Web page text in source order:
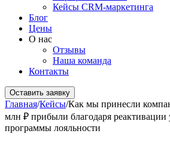
Кейсы CRM-маркетинга
Блог
Цены
О нас
Отзывы
Наша команда
Контакты
Оставить заявку
Главная/Кейсы/Как мы принесли
млн ₽ прибыли благодаря реактивации
программы лояльности